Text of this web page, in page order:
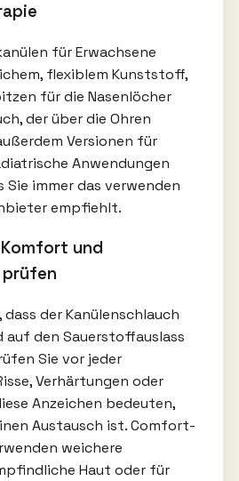
für Erwachsene
flexiblem Kunststoff,
für die Nasenlöcher
der über die Ohren
Versionen für
Anwendungen
Sie immer das verwenden
empfiehlt.
und
der Kanülenschlauch
auf den Sauerstoffauslass
Sie vor jeder
Verhärtungen oder
Anzeichen bedeuten,
Austausch ist. Comfort-
weichere
Haut oder für